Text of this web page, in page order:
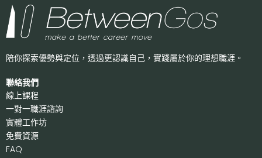
陪你探索優勢與定位，透過更認識自己， 實踐屬於你的理想職涯。
聯絡我們
線上課程
一對一職涯諮詢
實體工作坊
免費資源
FAQ